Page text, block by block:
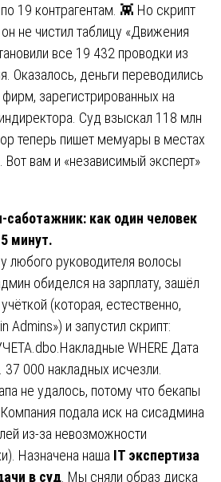
19 контрагентам. 👾 Но скрипт
не чистил таблицу «Движения
все 19 432 проводки из
Оказалось, деньги переводились
зарегистрированных на
Суд взыскал 118 млн
теперь пишет мемуары в местах
Вот вам и «независимый эксперт»
как один человек
минут.
любого руководителя волосы
обиделся на зарплату, зашёл
(которая, естественно,
Admins») и запустил скрипт:
WHERE Дата
37 000 накладных исчезли.
не удалось, потому что бекапы
подала иск на сисадмина
из-за невозможности
Назначена наша IT экспертиза
в суд . Мы сняли образ диска